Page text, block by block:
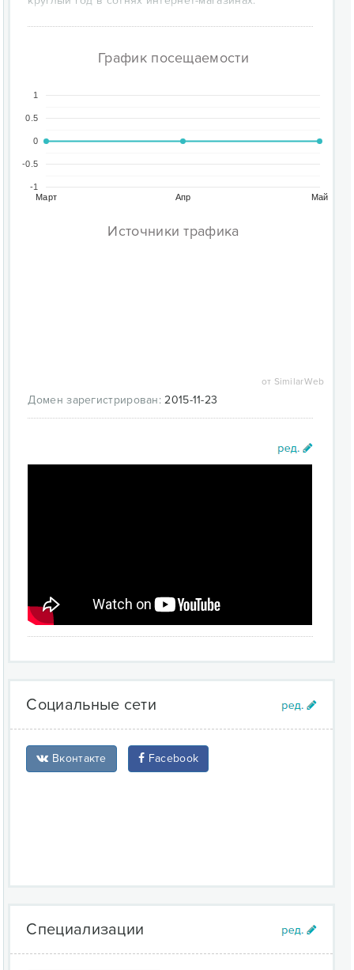
График посещаемости
Март Апр Май
-1
-0.5
0
0.5
1
Источники трафика
от SimilarWeb
Домен зарегистрирован: 2015-11-23
Социальные сети
Вконтакте Facebook
Специализации